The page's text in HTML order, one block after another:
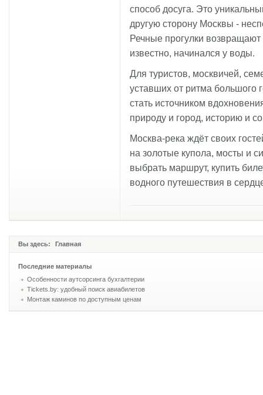
способ досуга. Это
другую сторону Москвы -
Речные прогулки возвращают
известно, начинался у воды.
Для туристов, москвичей,
уставших от ритма большого
стать источником
природу и город, историю и
Москва-река ждёт своих
на золотые купола, мосты и
выбрать маршрут, купить
водного путешествия в
Вы здесь: Главная
Последние материалы
Особенности аутсорсинга бухгалтерии
Tickets.by: удобный поиск авиабилетов
Монтаж каминов по доступным ценам